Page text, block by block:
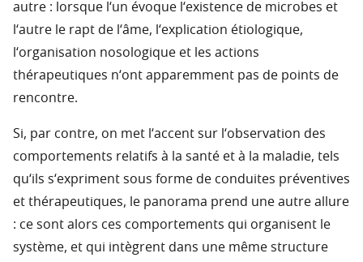
autre : lorsque l‘un évoque l‘existence de microbes et
l‘autre le rapt de l‘âme, l‘explication étiologique,
l‘organisation nosologique et les actions
thérapeutiques n‘ont apparemment pas de points de
rencontre.
Si, par contre, on met l‘accent sur l‘observation des
comportements relatifs à la santé et à la maladie, tels
qu‘ils s‘expriment sous forme de conduites préventives
et thérapeutiques, le panorama prend une autre allure
: ce sont alors ces comportements qui organisent le
système, et qui intègrent dans une même structure